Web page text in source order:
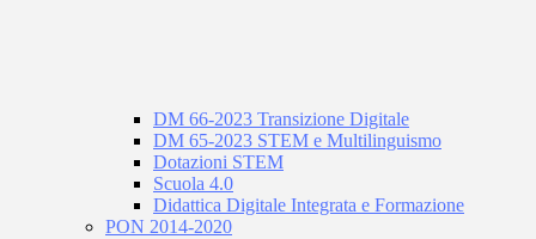
DM 66-2023 Transizione Digitale
DM 65-2023 STEM e Multilinguismo
Dotazioni STEM
Scuola 4.0
Didattica Digitale Integrata e Formazione
PON 2014-2020